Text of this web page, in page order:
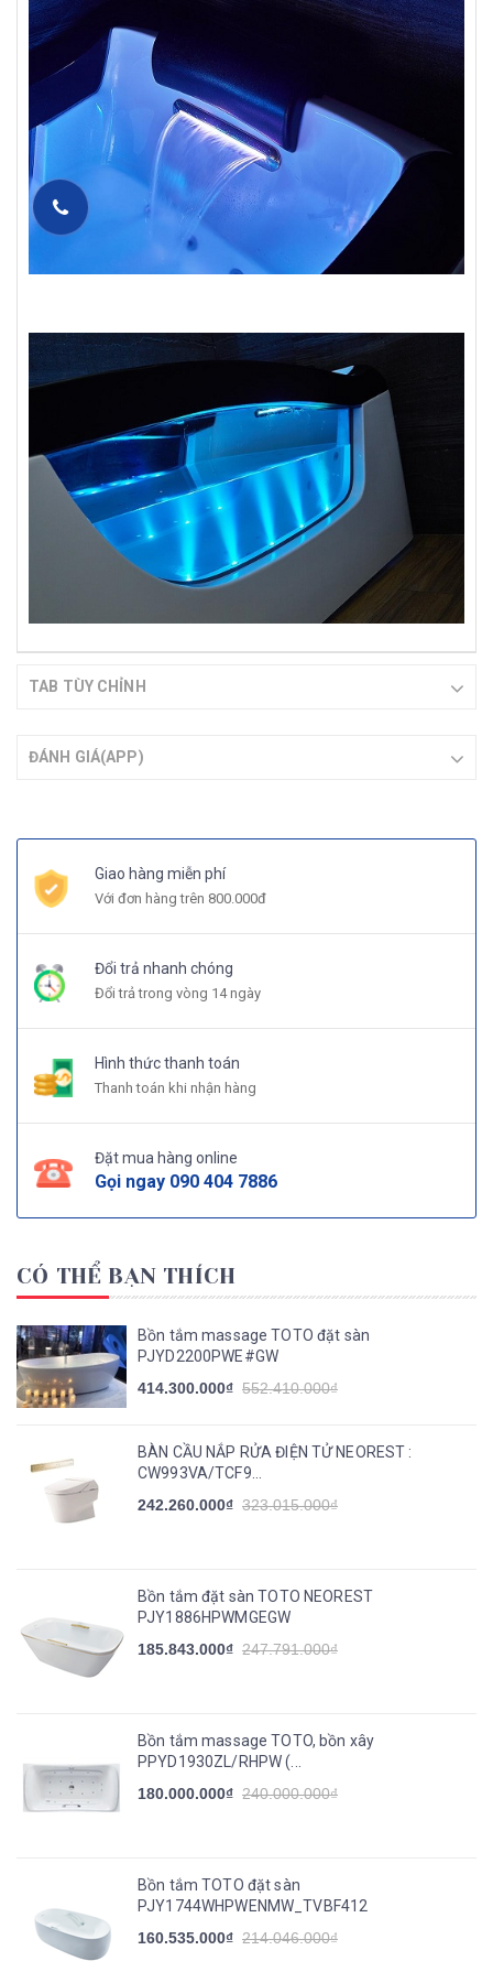
TAB TÙY CHỈNH
ĐÁNH GIÁ(APP)
Giao hàng miễn phí
Với đơn hàng trên 800.000đ
Đổi trả nhanh chóng
Đổi trả trong vòng 14 ngày
Hình thức thanh toán
Thanh toán khi nhận hàng
Đặt mua hàng online
Gọi ngay 090 404 7886
CÓ THỂ BẠN THÍCH
Bồn tắm massage TOTO đặt sàn
PJYD2200PWE#GW
414.300.000₫ 552.410.000₫
BÀN CẦU NẮP RỬA ĐIỆN TỬ NEOREST :
CW993VA/TCF9...
242.260.000₫ 323.015.000₫
Bồn tắm đặt sàn TOTO NEOREST
PJY1886HPWMGEGW
185.843.000₫ 247.791.000₫
Bồn tắm massage TOTO, bồn xây
PPYD1930ZL/RHPW (...
180.000.000₫ 240.000.000₫
Bồn tắm TOTO đặt sàn
PJY1744WHPWENMW_TVBF412
160.535.000₫ 214.046.000₫